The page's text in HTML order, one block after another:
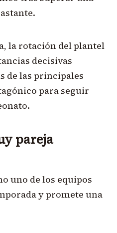
la rotación del plantel
decisivas
de las principales
para seguir
pareja
uno de los equipos
y promete una